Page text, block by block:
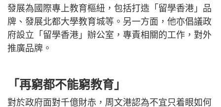
發展為國際專上教育樞紐，包括打造「留學香港」品
牌、發展北都大學教育城等。另一方面，他亦倡議政
府設立「留學香港」辦公室，專責相關的工作，對外
推廣品牌。
「再窮都不能窮教育」
對於政府面對千億財赤，周文港認為不宜只着眼如何